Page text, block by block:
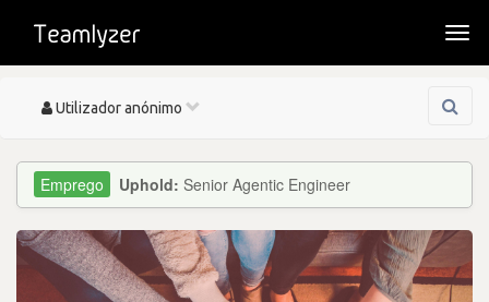
Toggle
Utilizador anónimo
Uphold: Senior Agentic Engineer